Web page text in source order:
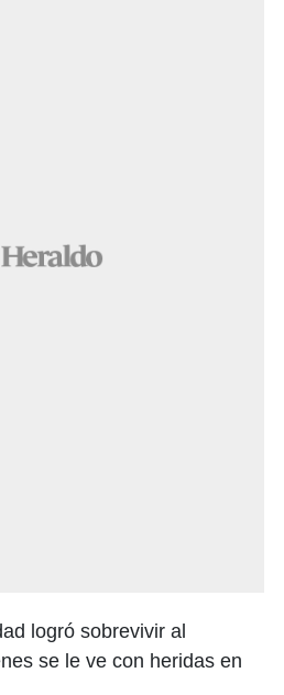
logró sobrevivir al
se le ve con heridas en